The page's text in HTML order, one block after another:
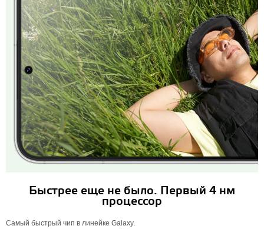
Быстрее еще не было. Первый 4 нм
процессор
Самый быстрый чип в линейке Galaxy.